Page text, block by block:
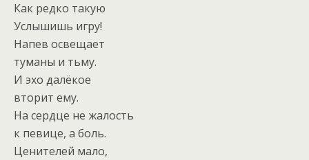
Как редко такую
Услышишь игру!
Напев освещает
туманы и тьму.
И эхо далёкое
вторит ему.
На сердце не жалость
к певице, а боль.
Ценителей мало,